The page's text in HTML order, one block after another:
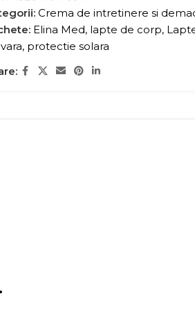
Crema de intretinere si
Elina Med, lapte de corp,
, protectie solara